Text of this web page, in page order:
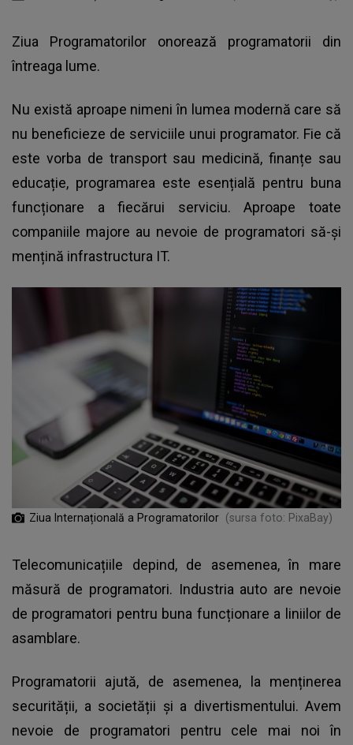
Ziua Programatorilor onorează programatorii din
întreaga lume.
Nu există aproape nimeni în lumea modernă care să
nu beneficieze de serviciile unui programator. Fie că
este vorba de transport sau medicină, finanțe sau
educație, programarea este esențială pentru buna
funcționare a fiecărui serviciu. Aproape toate
companiile majore au nevoie de programatori să-și
mențină infrastructura IT.
Ziua Internațională a Programatorilor (sursa foto: PixaBay)
Telecomunicațiile depind, de asemenea, în mare
măsură de programatori. Industria auto are nevoie
de programatori pentru buna funcționare a liniilor de
asamblare.
Programatorii ajută, de asemenea, la menținerea
securității, a societății și a divertismentului. Avem
nevoie de programatori pentru cele mai noi în